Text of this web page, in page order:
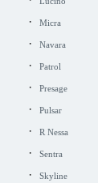
· Micra
· Navara
· Patrol
· Presage
· Pulsar
· R Nessa
· Sentra
· Skyline